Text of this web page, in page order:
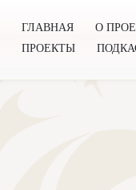
ГЛАВНАЯ О
ПРОЕКТЫ